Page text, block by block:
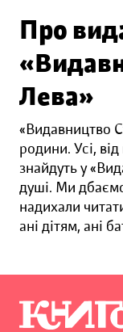
Про
Лева»
«Видавництво
родини. Усі,
знайдуть у
душі. Ми
надихали
ані дітям, ані